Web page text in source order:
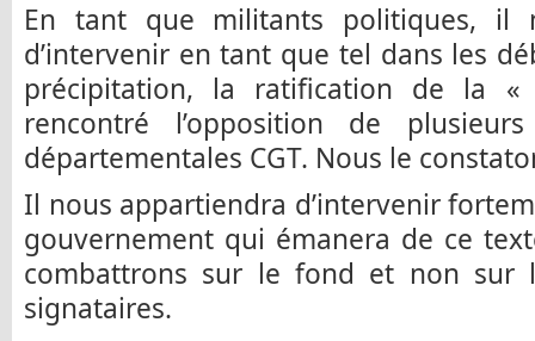
En tant que militants politiques, il
d’intervenir en tant que tel dans les
précipitation, la ratification de la
rencontré l’opposition de
départementales CGT. Nous le
Il nous appartiendra d’intervenir
gouvernement qui émanera de ce
combattrons sur le fond et non sur
signataires.